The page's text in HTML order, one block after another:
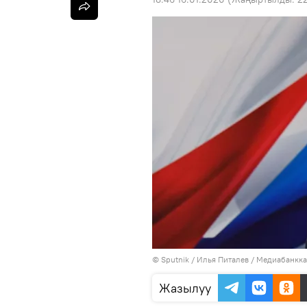
© Sputnik / Илья Питалев /
Жазылуу